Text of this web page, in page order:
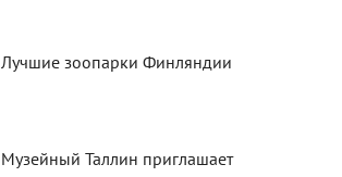
Лучшие зоопарки Финляндии
Музейный Таллин приглашает